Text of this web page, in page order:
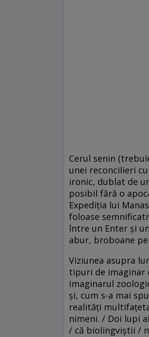
Cerul senin
unei reconcilieri
ironic, dublat de
posibil fără o
Expediția lui
foloase
între un Enter și
abur, broboane
Viziunea asupra
tipuri de imaginar
imaginarul
și, cum s-a mai
realități
nimeni. / Doi lupi
/ că biolingviștii /